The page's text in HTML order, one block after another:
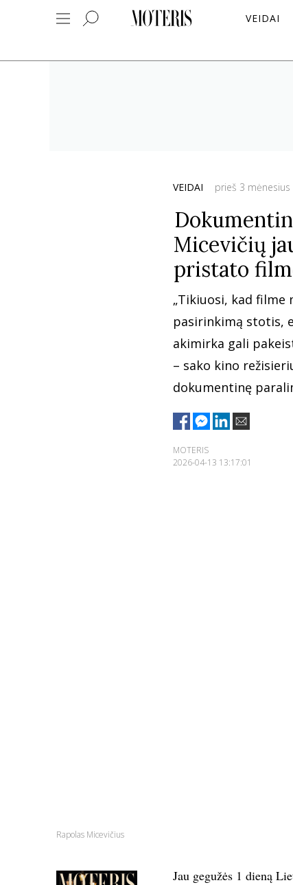
VEIDAI
VEIDAI prieš 3 mėnesius
Micevičių
pristato
„Tikiuosi, kad filme
pasirinkimą stotis,
akimirka gali
– sako kino
dokumentinę
MOTERIS
2026-04-13 13:17:01
Rapolas Micevičius
Jau gegužės 1 dieną